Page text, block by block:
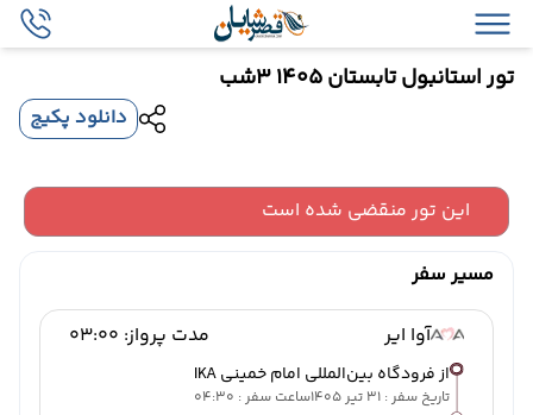
تور استانبول تابستان 1405 3شب
دانلود پکیج
این تور منقضی شده است
مسیر سفر
آوا ایر مدت پرواز: 03:00
از فرودگاه بین‌المللی امام خمینی IKA
تاریخ سفر : 31 تیر 1405 ساعت سفر : 04:30